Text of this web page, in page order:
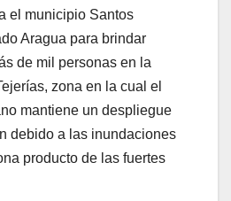
el municipio Santos
Aragua para brindar
de mil personas en la
zona en la cual el
mantiene un despliegue
debido a las inundaciones
producto de las fuertes